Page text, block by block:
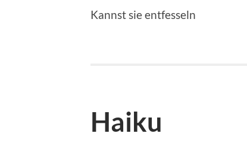
Kannst sie entfesseln
Haiku